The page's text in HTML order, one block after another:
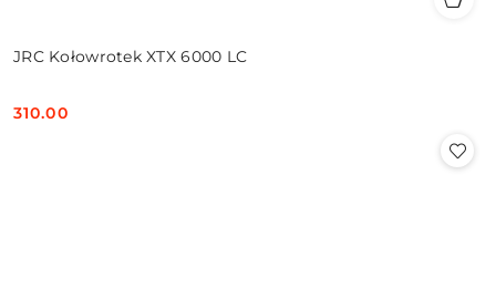
JRC Kołowrotek XTX 6000 LC
Cena:
310.00